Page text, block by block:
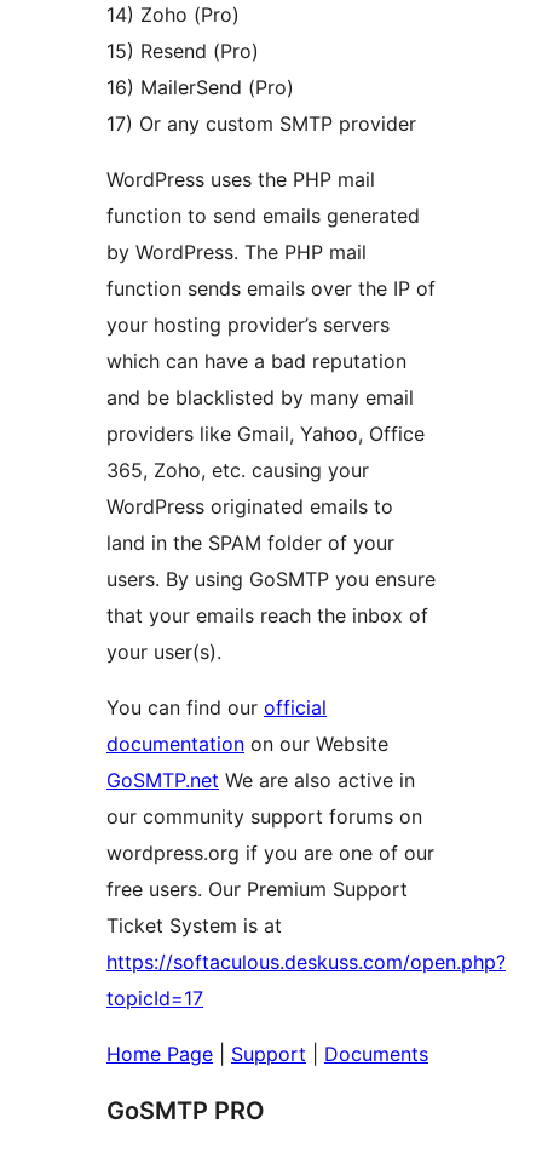
14) Zoho (Pro)
15) Resend (Pro)
16) MailerSend (Pro)
17) Or any custom SMTP provider
WordPress uses the PHP mail
function to send emails generated
by WordPress. The PHP mail
function sends emails over the IP of
your hosting provider’s servers
which can have a bad reputation
and be blacklisted by many email
providers like Gmail, Yahoo, Office
365, Zoho, etc. causing your
WordPress originated emails to
land in the SPAM folder of your
users. By using GoSMTP you ensure
that your emails reach the inbox of
your user(s).
You can find our official
documentation on our Website
GoSMTP.net We are also active in
our community support forums on
wordpress.org if you are one of our
free users. Our Premium Support
Ticket System is at
https://softaculous.deskuss.com/open.php?
topicId=17
Home Page Support Documents
GoSMTP PRO